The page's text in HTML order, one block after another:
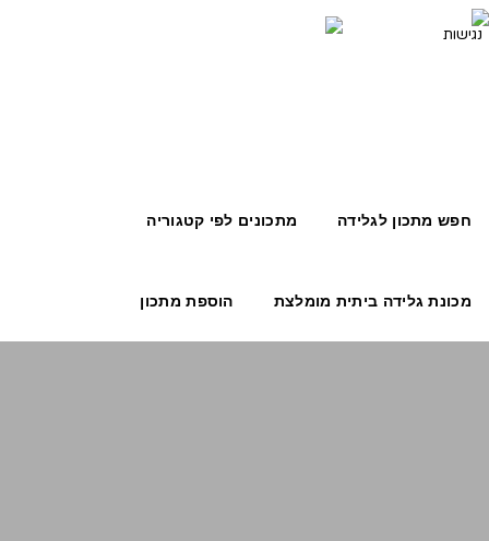
חפש מתכון לגלידה מתכונים לפי קטגוריה
מכונת גלידה ביתית מומלצת הוספת מתכון